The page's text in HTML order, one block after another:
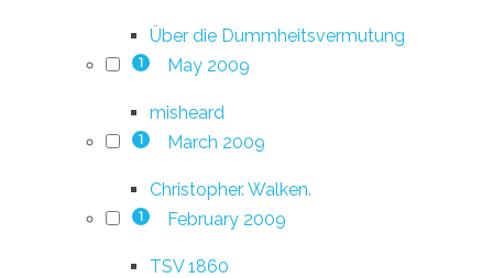
Über die Dummheitsvermutung
1 May 2009
misheard
1 March 2009
Christopher. Walken.
1 February 2009
TSV 1860